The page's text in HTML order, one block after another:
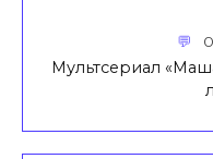
0
Мультсериал